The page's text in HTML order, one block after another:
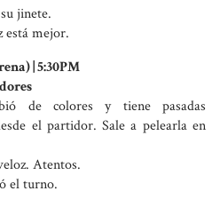
jinete.
está mejor.
| 5:30PM
de colores y tiene pasadas
el partidor. Sale a pelearla en
Atentos.
el turno.